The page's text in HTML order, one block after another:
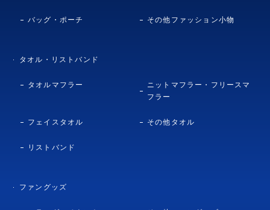
バッグ・ポーチ その他ファッション小物
タオル・リストバンド
タオルマフラー
ニットマフラー・フリースマ
フラー
フェイスタオル その他タオル
リストバンド
ファングッズ